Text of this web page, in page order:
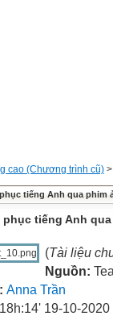
cao (Chương trình cũ)
tiếng Anh qua phim
tiếng Anh
(Tài liệu
Nguồn:
Anna Trần
18h:14' 19-10-2020